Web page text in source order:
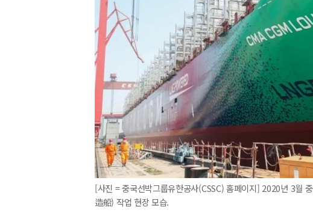
[사진 = 중국선박그룹유한공사(CSSC) 홈페이지] 2020년 3월
造船) 작업 현장 모습.